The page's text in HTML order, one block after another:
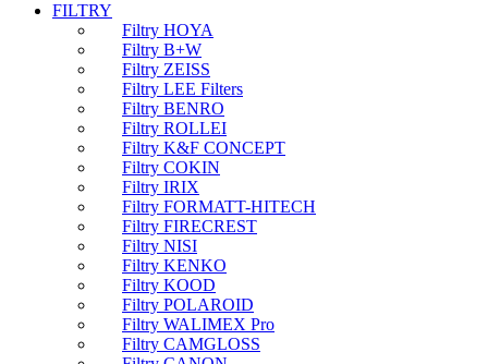
FILTRY
Filtry HOYA
Filtry B+W
Filtry ZEISS
Filtry LEE Filters
Filtry BENRO
Filtry ROLLEI
Filtry K&F CONCEPT
Filtry COKIN
Filtry IRIX
Filtry FORMATT-HITECH
Filtry FIRECREST
Filtry NISI
Filtry KENKO
Filtry KOOD
Filtry POLAROID
Filtry WALIMEX Pro
Filtry CAMGLOSS